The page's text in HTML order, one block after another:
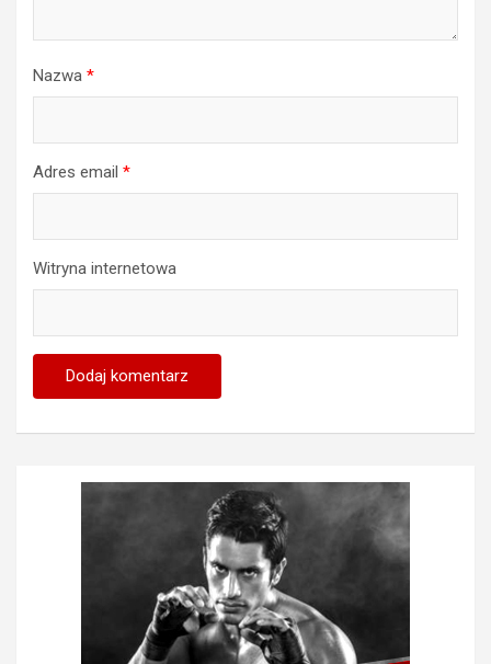
Nazwa *
Adres email *
Witryna internetowa